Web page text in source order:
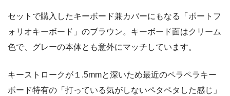
セットで購入したキーボード兼カバーにもなる「ポートフ
ォリオキーボード」のブラウン。キーボード面はクリーム
色で、グレーの本体とも意外にマッチしています。
キーストロークが１.5mmと深いため最近のペラペラキー
ボード特有の「打っている気がしないペタペタした感じ」